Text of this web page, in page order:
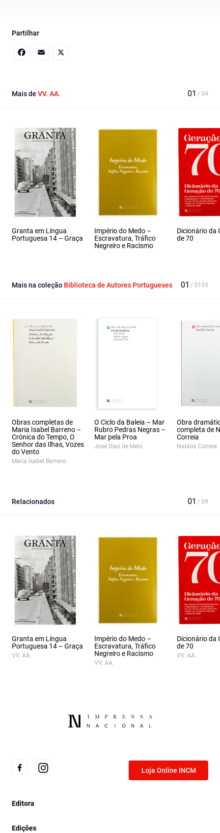
Partilhar
Mais de VV. AA.
Granta em Língua
Portuguesa 14 – Graça
Império do Medo –
Escravatura, Tráfico
Negreiro e Racismo
Dicionário da
de 70
Mais na coleção Biblioteca de Autores Portugueses
Obras completas de
Maria Isabel Barreno –
Crónica do Tempo, O
Senhor das Ilhas, Vozes
do Vento
Maria Isabel Barreno
O Ciclo da Baleia – Mar
Rubro Pedras Negras –
Mar pela Proa
José Dias de Melo
Obra
completa de
Correia
Natália Correia
Relacionados
Granta em Língua
Portuguesa 14 – Graça
VV. AA.
Império do Medo –
Escravatura, Tráfico
Negreiro e Racismo
VV. AA.
Dicionário da
de 70
VV. AA.
Loja Online INCM
Editora
Edições